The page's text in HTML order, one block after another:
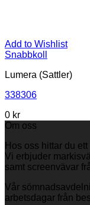
Add to Wishlist
Snabbkoll
Lumera (Sattler)
338306
0 kr
Om oss
Hos oss hittar du
Vi erbjuder
samt screenvävar
Vår
arbetsdagar från